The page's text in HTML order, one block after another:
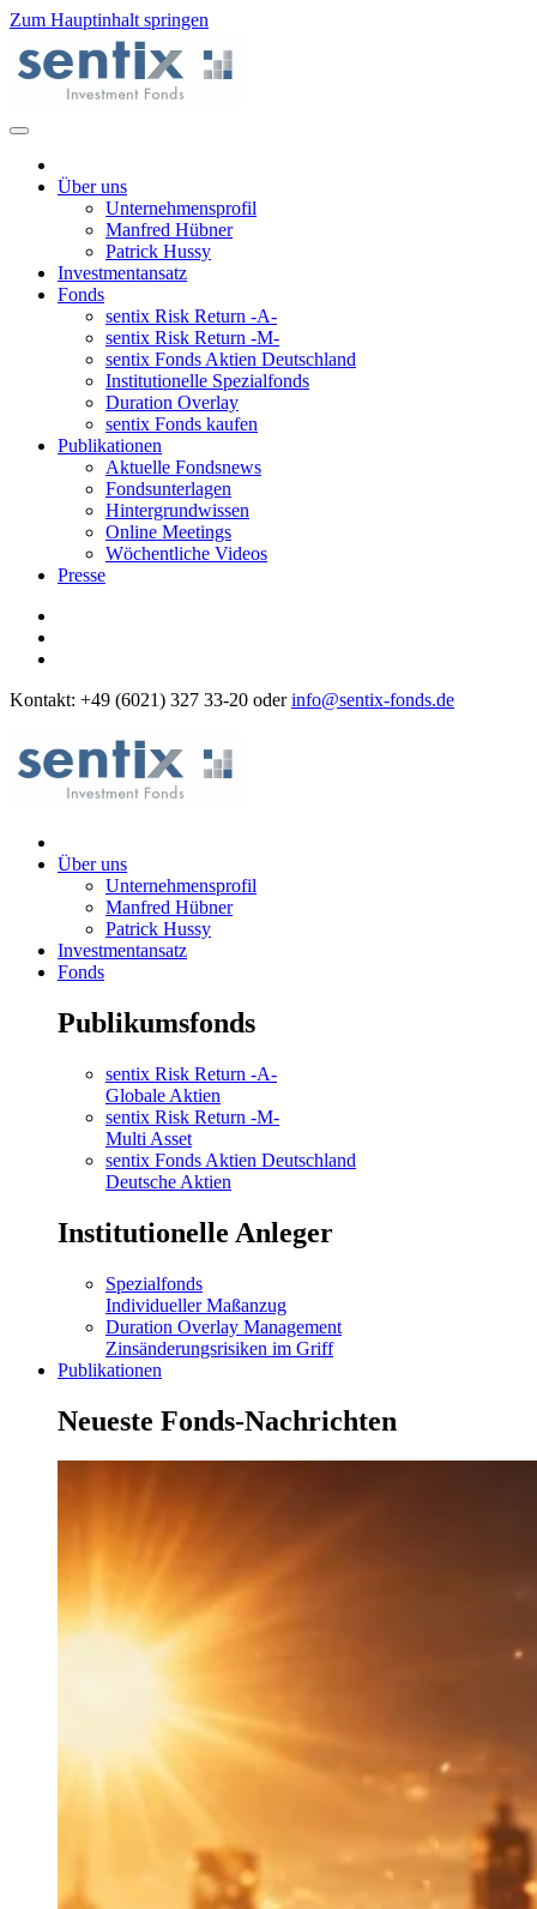
Zum Hauptinhalt springen
Über uns
Unternehmensprofil
Manfred Hübner
Patrick Hussy
Investmentansatz
Fonds
sentix Risk Return -A-
sentix Risk Return -M-
sentix Fonds Aktien Deutschland
Institutionelle Spezialfonds
Duration Overlay
sentix Fonds kaufen
Publikationen
Aktuelle Fondsnews
Fondsunterlagen
Hintergrundwissen
Online Meetings
Wöchentliche Videos
Presse
Kontakt: +49 (6021) 327 33-20 oderinfo@sentix-fonds.de
Über uns
Unternehmensprofil
Manfred Hübner
Patrick Hussy
Investmentansatz
Fonds
Publikumsfonds
sentix Risk Return -A-
Globale Aktien
sentix Risk Return -M-
Multi Asset
sentix Fonds Aktien Deutschland
Deutsche Aktien
Institutionelle Anleger
Spezialfonds
Individueller Maßanzug
Duration Overlay Management
Zinsänderungsrisiken im Griff
Publikationen
Neueste Fonds-Nachrichten